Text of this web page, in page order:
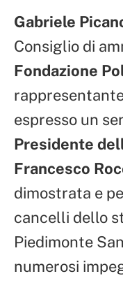
Gabriele
Consiglio di
Fondazione
espresso un
Presidente
Francesco
dimostrata e
cancelli dello
Piedimonte
numerosi